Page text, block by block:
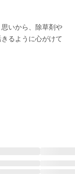
思いから、除草剤や
るように心がけて